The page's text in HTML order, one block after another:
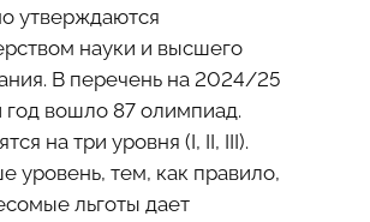
утверждаются
науки и высшего
В перечень на 2024/25
год вошло 87 олимпиад.
на три уровня (I, II, III).
уровень, тем, как правило,
льготы дает